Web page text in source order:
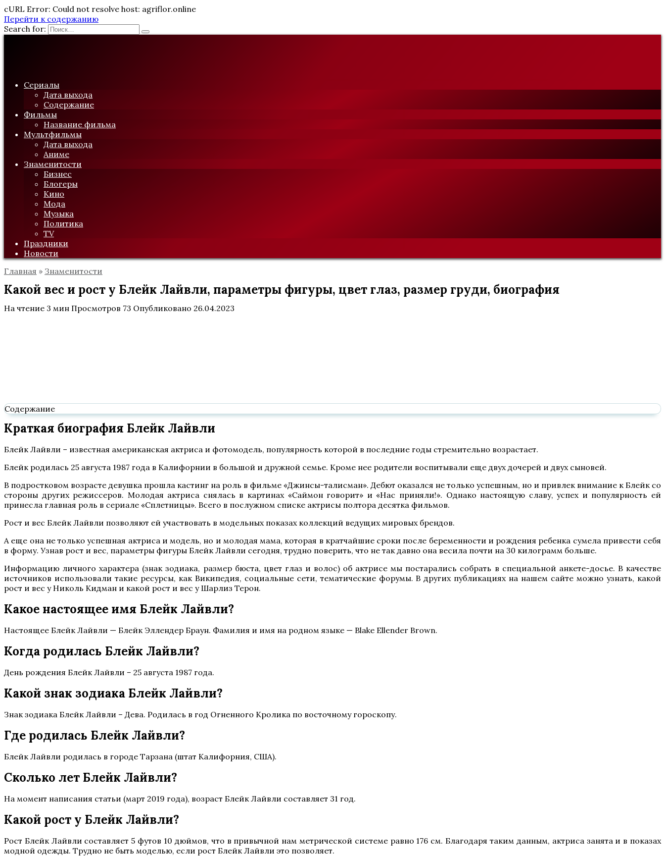
cURL Error: Could not resolve host: agriflor.online
Перейти к содержанию
Search for:
Сериалы
Дата выхода
Содержание
Фильмы
Название фильма
Мультфильмы
Дата выхода
Аниме
Знаменитости
Бизнес
Блогеры
Кино
Мода
Музыка
Политика
TV
Праздники
Новости
Главная » Знаменитости
Какой вес и рост у Блейк Лайвли, параметры фигуры, цвет глаз, размер груди, биография
На чтение 3 мин Просмотров 73 Опубликовано 26.04.2023
Содержание
Краткая биография Блейк Лайвли
Блейк Лайвли – известная американская актриса и фотомодель, популярность которой в последние годы стремительно возрастает.
Блейк родилась 25 августа 1987 года в Калифорнии в большой и дружной семье. Кроме нее родители воспитывали еще двух дочерей и двух сыновей.
В подростковом возрасте девушка прошла кастинг на роль в фильме «Джинсы-талисман». Дебют оказался не только успешным, но и привлек внимание к Блейк со
стороны других режиссеров. Молодая актриса снялась в картинах «Саймон говорит» и «Нас приняли!». Однако настоящую славу, успех и популярность ей
принесла главная роль в сериале «Сплетницы». Всего в послужном списке актрисы полтора десятка фильмов.
Рост и вес Блейк Лайвли позволяют ей участвовать в модельных показах коллекций ведущих мировых брендов.
А еще она не только успешная актриса и модель, но и молодая мама, которая в кратчайшие сроки после беременности и рождения ребенка сумела привести себя
в форму. Узнав рост и вес, параметры фигуры Блейк Лайвли сегодня, трудно поверить, что не так давно она весила почти на 30 килограмм больше.
Информацию личного характера (знак зодиака, размер бюста, цвет глаз и волос) об актрисе мы постарались собрать в специальной анкете-досье. В качестве
источников использовали такие ресурсы, как Википедия, социальные сети, тематические форумы. В других публикациях на нашем сайте можно узнать, какой
рост и вес у Николь Кидман и какой рост и вес у Шарлиз Терон.
Какое настоящее имя Блейк Лайвли?
Настоящее Блейк Лайвли — Блейк Эллендер Браун. Фамилия и имя на родном языке — Blake Ellender Brown.
Когда родилась Блейк Лайвли?
День рождения Блейк Лайвли – 25 августа 1987 года.
Какой знак зодиака Блейк Лайвли?
Знак зодиака Блейк Лайвли – Дева. Родилась в год Огненного Кролика по восточному гороскопу.
Где родилась Блейк Лайвли?
Блейк Лайвли родилась в городе Тарзана (штат Калифорния, США).
Сколько лет Блейк Лайвли?
На момент написания статьи (март 2019 года), возраст Блейк Лайвли составляет 31 год.
Какой рост у Блейк Лайвли?
Рост Блейк Лайвли составляет 5 футов 10 дюймов, что в привычной нам метрической системе равно 176 см. Благодаря таким данным, актриса занята и в показах
модной одежды. Трудно не быть моделью, если рост Блейк Лайвли это позволяет.